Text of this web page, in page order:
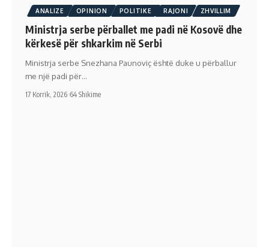
ANALIZE OPINION POLITIKE RAJONI ZHVILLIM
Ministrja serbe përballet me padi në Kosovë dhe
kërkesë për shkarkim në Serbi
Ministrja serbe Snezhana Paunoviç është duke u përballur
me një padi për…
17 Korrik, 2026 64 Shikime